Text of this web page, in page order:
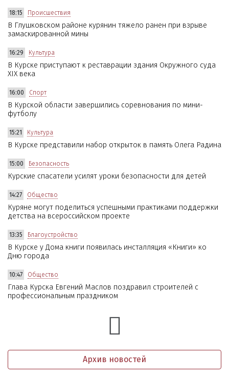
18:15 Происшествия
В Глушковском районе курянин тяжело ранен при взрыве
замаскированной мины
16:29 Культура
В Курске приступают к реставрации здания Окружного суда
XIX века
16:00 Спорт
В Курской области завершились соревнования по мини-
футболу
15:21 Культура
В Курске представили набор открыток в память Олега Радина
15:00 Безопасность
Курские спасатели усилят уроки безопасности для детей
14:27 Общество
Куряне могут поделиться успешными практиками поддержки
детства на всероссийском проекте
13:35 Благоустройство
В Курске у Дома книги появилась инсталляция «Книги» ко
Дню города
10:47 Общество
Глава Курска Евгений Маслов поздравил строителей с
профессиональным праздником
Архив новостей